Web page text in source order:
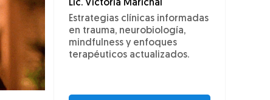
Lic. Victoria Marichal
Estrategias clínicas informadas
en trauma, neurobiología,
mindfulness y enfoques
terapéuticos actualizados.